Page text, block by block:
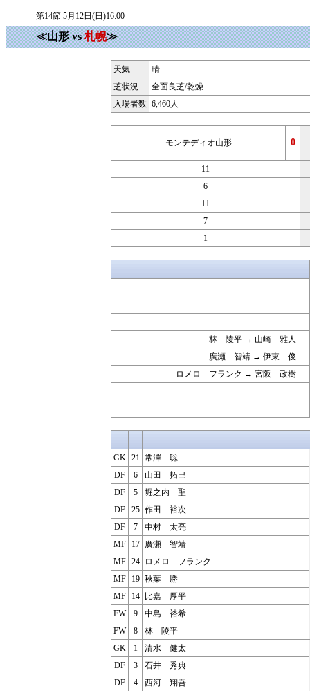
第14節 5月12日(日)16:00
≪山形 vs札幌≫
天気
晴
芝状況
全面良芝/乾燥
入場者数 6,460人
モンテディオ山形 0
11
6
11
7
1
林 陵平 → 山崎 雅人
廣瀬 智靖 → 伊東 俊
ロメロ フランク → 宮阪 政樹
GK 21 常澤 聡
DF
6
山田 拓巳
DF
5
堀之内 聖
DF
25 作田 裕次
DF
7
中村 太亮
MF
17
廣瀬 智靖
MF 24
ロメロ フランク
MF
19 秋葉 勝
MF
14
比嘉 厚平
FW
9
中島 裕希
FW
8
林 陵平
GK
1
清水 健太
DF
3
石井 秀典
DF
4
西河 翔吾